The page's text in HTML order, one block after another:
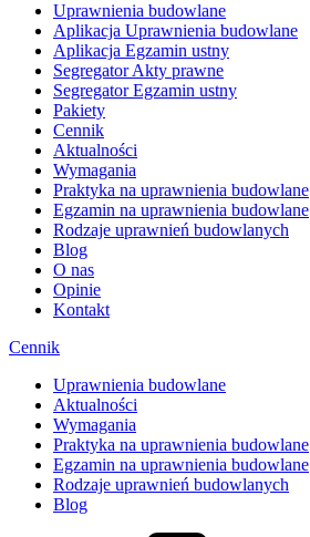
Uprawnienia budowlane
Aplikacja Uprawnienia budowlane
Aplikacja Egzamin ustny
Segregator Akty prawne
Segregator Egzamin ustny
Pakiety
Cennik
Aktualności
Wymagania
Praktyka na uprawnienia budowlane
Egzamin na uprawnienia budowlane
Rodzaje uprawnień budowlanych
Blog
O nas
Opinie
Kontakt
Cennik
Uprawnienia budowlane
Aktualności
Wymagania
Praktyka na uprawnienia budowlane
Egzamin na uprawnienia budowlane
Rodzaje uprawnień budowlanych
Blog